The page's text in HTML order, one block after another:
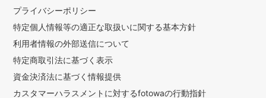
プライバシーポリシー
特定個人情報等の適正な取扱いに関する基本方針
利用者情報の外部送信について
特定商取引法に基づく表示
資金決済法に基づく情報提供
カスタマーハラスメントに対するfotowaの行動指針